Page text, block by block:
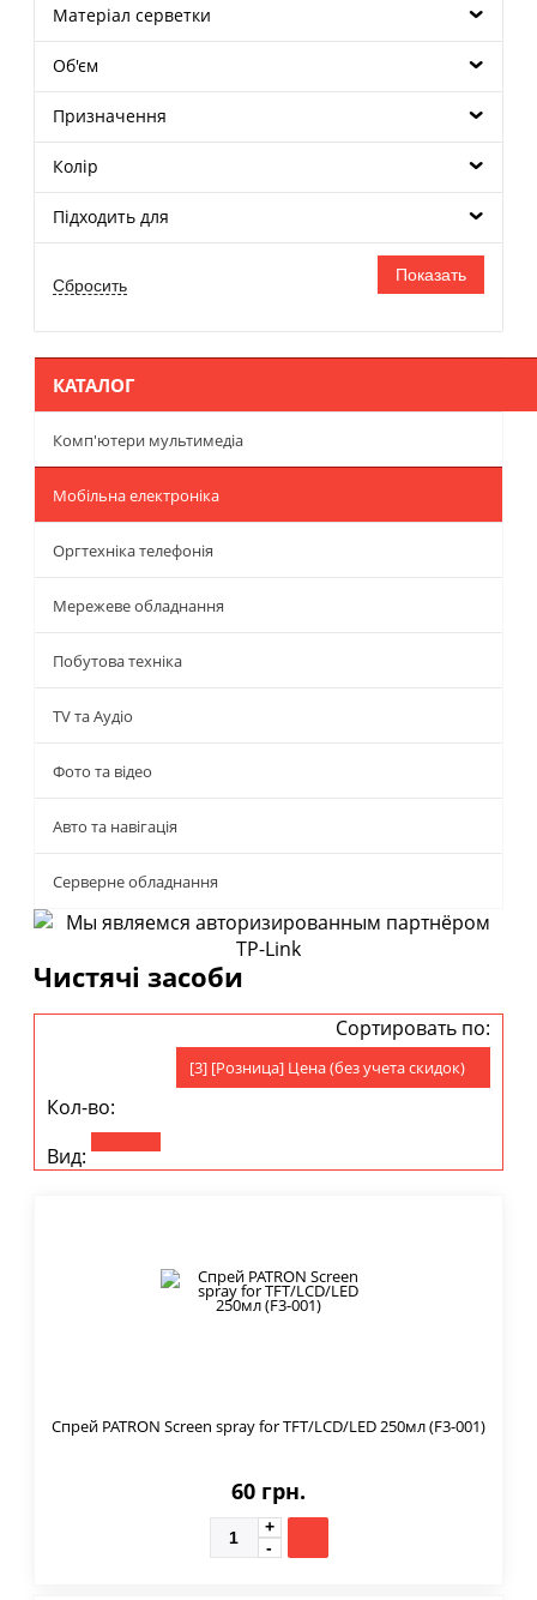
Матеріал серветки
Об'єм
Призначення
Колір
Підходить для
КАТАЛОГ
Комп'ютери мультимедіа
Мобільна електроніка
Оргтехніка телефонія
Мережеве обладнання
Побутова техніка
TV та Аудіо
Фото та відео
Авто та навігація
Серверне обладнання
Чистячі засоби
Сортировать по:
[3] [Розница] Цена (без учета скидок)
Кол-во:
Вид:
Спрей PATRON Screen spray for TFT/LCD/LED 250мл (F3-001)
60 грн.